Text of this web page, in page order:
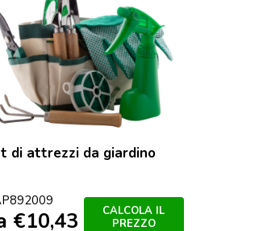
di attrezzi da giardino
€10,43
CALCOLA IL
PREZZO